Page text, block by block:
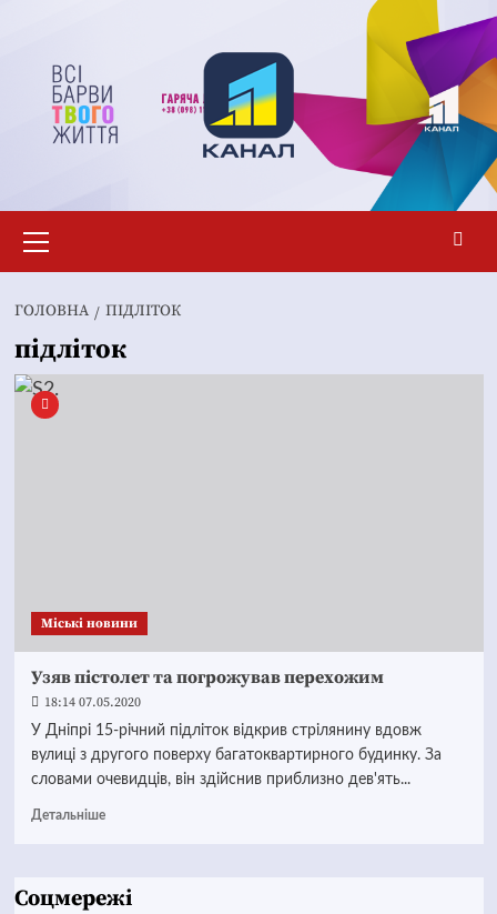
вмісту
меню
ГОЛОВНА ПІДЛІТОК
підліток
Mіські новини
Узяв пістолет та погрожував перехожим
18:14 07.05.2020
У Дніпрі 15-річний підліток відкрив стрілянину вдовж
вулиці з другого поверху багатоквартирного будинку. За
словами очевидців, він здійснив приблизно дев'ять...
Детальніше
Соцмережі